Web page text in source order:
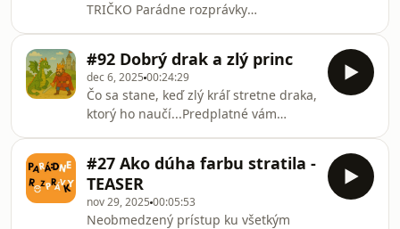
https://www.paypal.com/ncp/payment/
TRIČKO Parádne rozprávky
si TERAZ ročné predplatné, ale
zaplatíte len za 10 mesiacov a k tomu
dostanete TRIČKO Parádnych
rozprávok ZDARMA!VIAC TU:
https://www.paypal.com/ncp/payment/
LEN DO 15.4.2026!!!Časté
otázky:1.predplatné na Herohero viete
počúvať aj na Spotify, stačí si spárovať
#92 Dobrý drak a zlý princ
dec 6, 2025 00:24:29
Čo sa stane, keď zlý kráľ stretne draka,
ktorý ho naučí...Predplatné vám
predplatné (výhodnejšie ako
mesačné):
https://www.paypal.com/ncp/payment/
#27 Ako dúha farbu stratila -
TEASER
nov 29, 2025 00:05:53
Neobmedzený prístup ku všetkým